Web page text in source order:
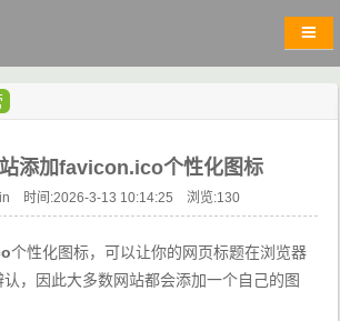
添加favicon.ico个性化图标
时间:2026-3-13 10:14:25 浏览:130
个性化图标，可以让你的网页标题在浏览器
认，因此大多数网站都会添加一个自己的图